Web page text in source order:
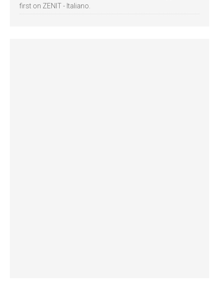
first on ZENIT - Italiano.